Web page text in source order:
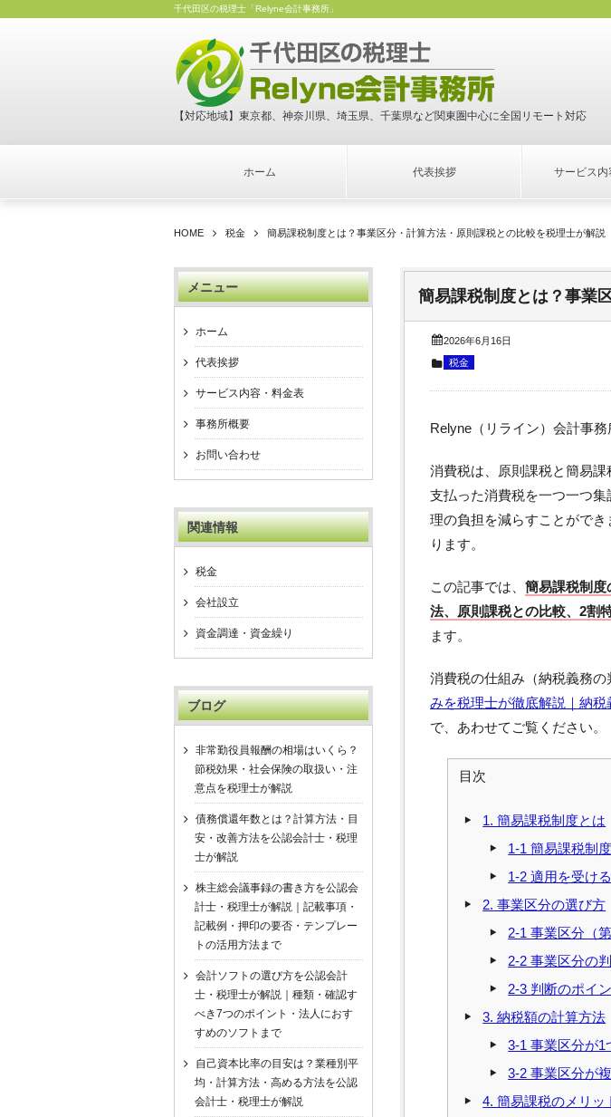
千代田区の税理士「Relyne会計事務所」
【対応地域】東京都、神奈川県、埼玉県、千葉県など関東圏中心に全国リモート対応
ホーム 代表挨拶 サービス
HOME 税金 簡易課税制度とは？事業区分・計算方法・原則課税との比較を税理士が解説
簡易課税制度とは？事業
2026年6月16日
税金
Relyne（リライン）会計事務
消費税は、原則課税と簡易課
支払った消費税を一つ一つ
理の負担を減らすことがで
ります。
この記事では、 簡易課税制度
法、原則課税との比較、2割
ます。
消費税の仕組み（納税義務
みを税理士が徹底解説｜納
で、あわせてご覧ください。
目次
1. 簡易課税制度とは
1-1 簡易課税制
1-2 適用を受け
2. 事業区分の選び方
2-1 事業区分（
2-2 事業区分の
2-3 判断のポイ
3. 納税額の計算方法
3-1 事業区分が1
3-2 事業区分が
4. 簡易課税のメリッ
メニュー
ホーム
代表挨拶
サービス内容・料金表
事務所概要
お問い合わせ
関連情報
税金
会社設立
資金調達・資金繰り
ブログ
非常勤役員報酬の相場はいくら？
節税効果・社会保険の取扱い・注
意点を税理士が解説
債務償還年数とは？計算方法・目
安・改善方法を公認会計士・税理
士が解説
株主総会議事録の書き方を公認会
計士・税理士が解説｜記載事項・
記載例・押印の要否・テンプレー
トの活用方法まで
会計ソフトの選び方を公認会計
士・税理士が解説｜種類・確認す
べき7つのポイント・法人におす
すめのソフトまで
自己資本比率の目安は？業種別平
均・計算方法・高める方法を公認
会計士・税理士が解説